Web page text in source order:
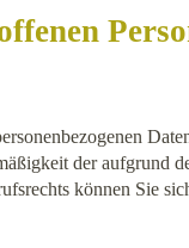
der aufgrund
können Sie